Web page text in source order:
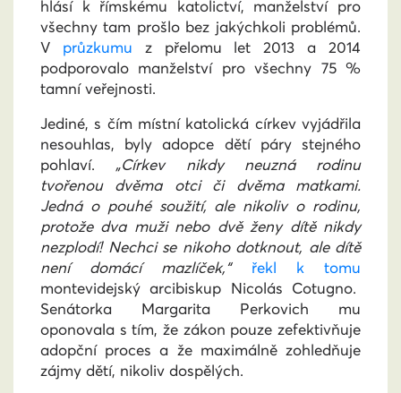
hlásí k římskému katolictví, manželství pro
všechny tam prošlo bez jakýchkoli problémů.
V průzkumu z přelomu let 2013 a 2014
podporovalo manželství pro všechny 75 %
tamní veřejnosti.
Jediné, s čím místní katolická církev vyjádřila
nesouhlas, byly adopce dětí páry stejného
pohlaví. „Církev nikdy neuzná rodinu
tvořenou dvěma otci či dvěma matkami.
Jedná o pouhé soužití, ale nikoliv o rodinu,
protože dva muži nebo dvě ženy dítě nikdy
nezplodí! Nechci se nikoho dotknout, ale dítě
není domácí mazlíček,“ řekl k tomu
montevidejský arcibiskup Nicolás Cotugno.
Senátorka Margarita Perkovich mu
oponovala s tím, že zákon pouze zefektivňuje
adopční proces a že maximálně zohledňuje
zájmy dětí, nikoliv dospělých.